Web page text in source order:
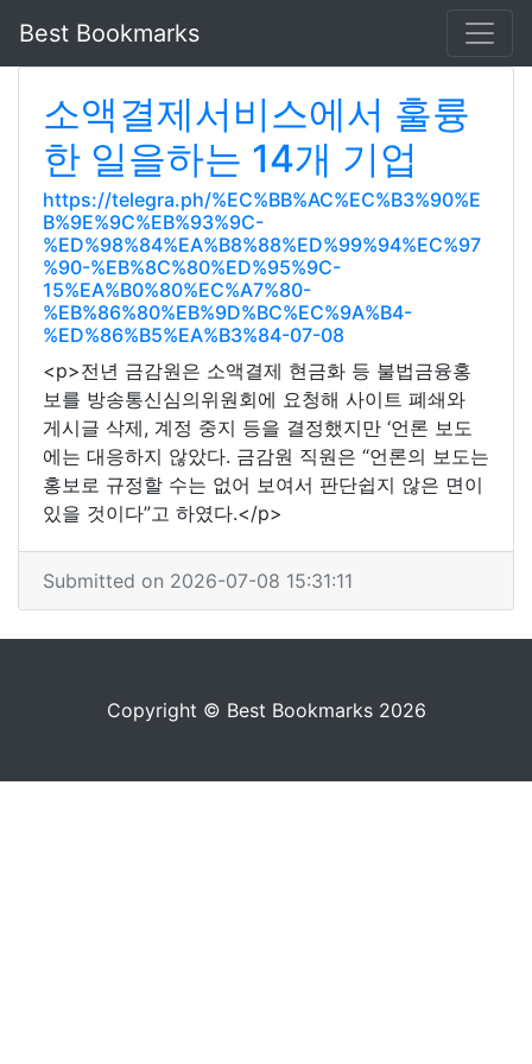
Best Bookmarks
소액결제서비스에서 훌륭
한 일을하는 14개 기업
https://telegra.ph/%EC%BB%AC%EC%B3%90%E
B%9E%9C%EB%93%9C-
%ED%98%84%EA%B8%88%ED%99%94%EC%97
%90-%EB%8C%80%ED%95%9C-
15%EA%B0%80%EC%A7%80-
%EB%86%80%EB%9D%BC%EC%9A%B4-
%ED%86%B5%EA%B3%84-07-08
<p>전년 금감원은 소액결제 현금화 등 불법금융홍
보를 방송통신심의위원회에 요청해 사이트 폐쇄와
게시글 삭제, 계정 중지 등을 결정했지만 ‘언론 보도
에는 대응하지 않았다. 금감원 직원은 “언론의 보도는
홍보로 규정할 수는 없어 보여서 판단쉽지 않은 면이
있을 것이다”고 하였다.</p>
Submitted on 2026-07-08 15:31:11
Copyright © Best Bookmarks 2026